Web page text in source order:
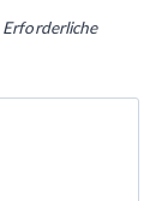
Erforderliche